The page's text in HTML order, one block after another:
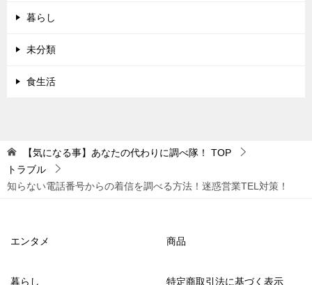
暮らし
未分類
食生活
【気になる事】あなたの代わりに調べ隊！
TOP
トラブル
知らない電話番号からの着信を調べる方法！迷惑営業TEL対策！
エンタメ 商品
暮らし 特定商取引法に基づく表示